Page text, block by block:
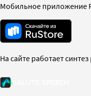
Мобильное приложение
На сайте работает синтез